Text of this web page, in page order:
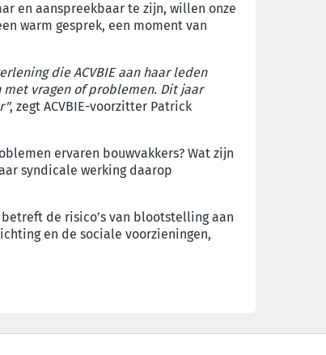
en aanspreekbaar te zijn, willen onze
warm gesprek, een moment van
die ACVBIE aan haar leden
vragen of problemen. Dit jaar
, zegt ACVBIE-voorzitter Patrick
ervaren bouwvakkers? Wat zijn
syndicale werking daarop
de risico’s van blootstelling aan
en de sociale voorzieningen,